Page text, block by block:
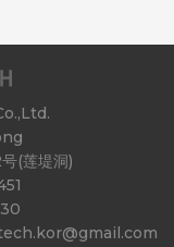
(莲堤洞)